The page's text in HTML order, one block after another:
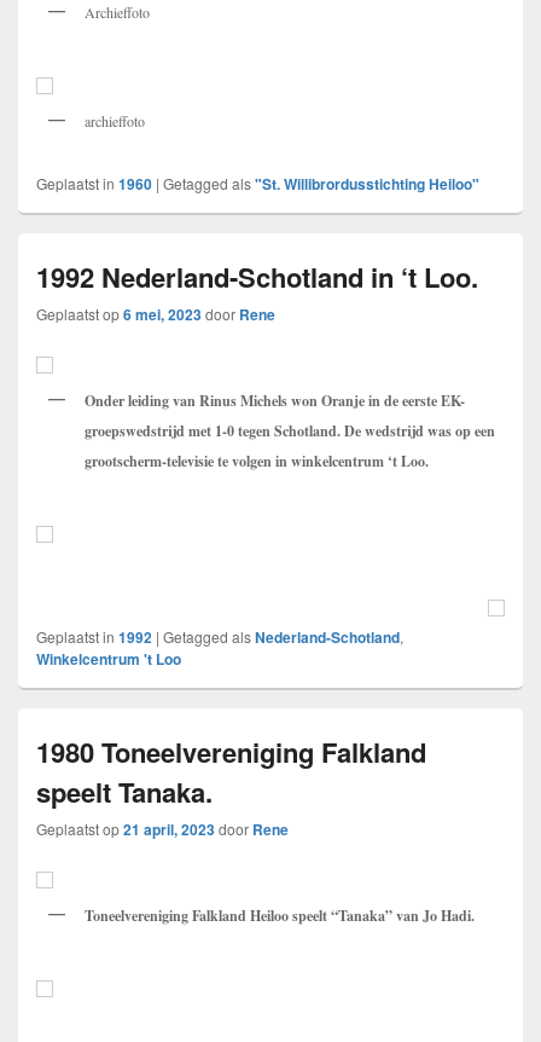
Archieffoto
archieffoto
Geplaatst in 1960 | Getagged als"St. Willibrordusstichting Heiloo"
1992 Nederland-Schotland in ‘t Loo.
Geplaatst op6 mei, 2023door Rene
Onder leiding van Rinus Michels won Oranje in de eerste EK-
groepswedstrijd met 1-0 tegen Schotland. De wedstrijd was op een
grootscherm-televisie te volgen in winkelcentrum ‘t Loo.
Geplaatst in 1992 | Getagged alsNederland-Schotland,
Winkelcentrum 't Loo
1980 Toneelvereniging Falkland
speelt Tanaka.
Geplaatst op21 april, 2023door Rene
Toneelvereniging Falkland Heiloo speelt “Tanaka” van Jo Hadi.